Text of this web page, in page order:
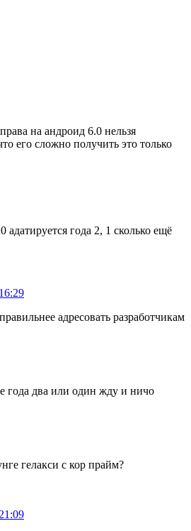
на андроид 6.0 нельзя
его сложно получить это только
aдатируется года 2, 1 сколько ещё
адресовать разработчикам
года два или один жду и ничо
гелакси с кор прайм?